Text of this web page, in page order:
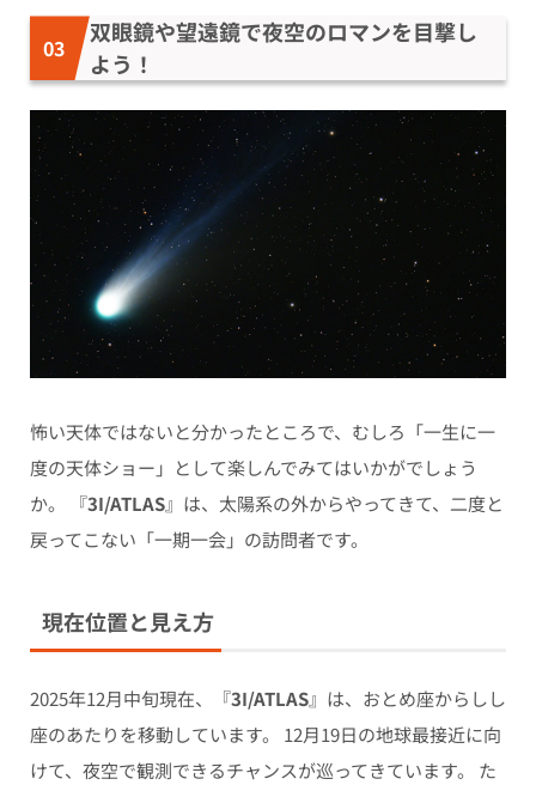
双眼鏡や望遠鏡で夜空のロマンを目撃し
よう！
怖い天体ではないと分かったところで、むしろ「一生に一
度の天体ショー」として楽しんでみてはいかがでしょう
か。 『3I/ATLAS』は、太陽系の外からやってきて、二度と
戻ってこない「一期一会」の訪問者です。
現在位置と見え方
2025年12月中旬現在、『3I/ATLAS』は、おとめ座からしし
座のあたりを移動しています。 12月19日の地球最接近に向
けて、夜空で観測できるチャンスが巡ってきています。 た